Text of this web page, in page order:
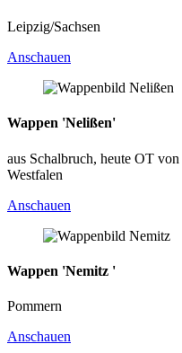
Leipzig/Sachsen
Anschauen
Wappen 'Nelißen'
aus Schalbruch, heute OT
Westfalen
Anschauen
Wappen 'Nemitz '
Pommern
Anschauen